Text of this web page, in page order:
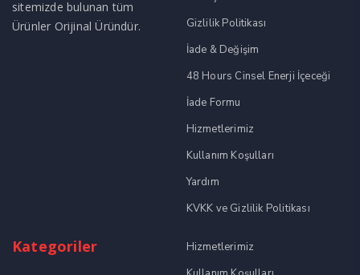
sitemizde bulunan tüm
Ürünler Orijinal Üründür.
Gizlilik Politikası
İade & Değişim
48 Hours Cinsel Enerji İçeceği
İade Formu
Hizmetlerimiz
Kullanım Koşulları
Yardım
KVKK ve Gizlilik Politikası
Kategoriler
Hizmetlerimiz